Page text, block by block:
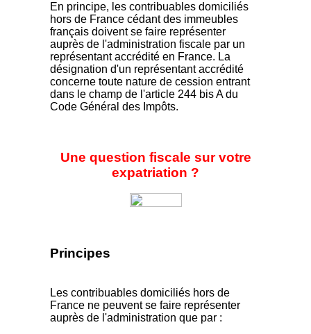
En principe, les contribuables domiciliés
hors de France cédant des immeubles
français doivent se faire représenter
auprès de l'administration fiscale par un
représentant accrédité en France. La
désignation d'un représentant accrédité
concerne toute nature de cession entrant
dans le champ de l'article 244 bis A du
Code Général des Impôts.
Une question fiscale sur votre
expatriation ?
Principes
Les contribuables domiciliés hors de
France ne peuvent se faire représenter
auprès de l'administration que par :